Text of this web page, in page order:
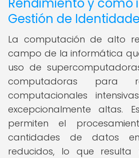
Gestión de
La computación de alto
campo de la informática
uso de
computadoras para
computacionales
excepcionalmente altas.
permiten el
cantidades de datos
reducidos, lo que resulta